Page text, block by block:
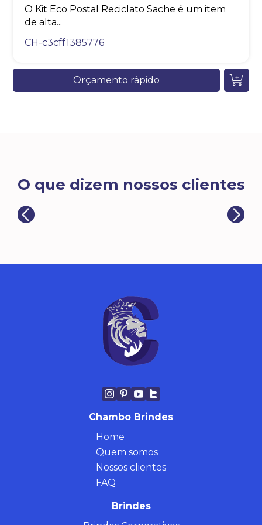
O Kit Eco Postal Reciclato Sache é um item
de alta...
CH-c3cff1385776
Orçamento rápido
O que dizem nossos clientes
Chambo Brindes
Home
Quem somos
Nossos clientes
FAQ
Brindes